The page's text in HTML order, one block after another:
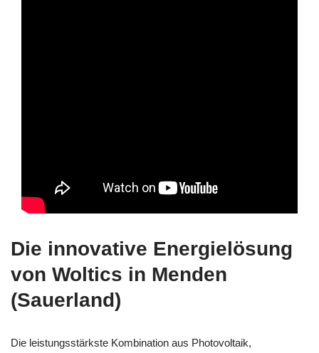
Die innovative Energielösung
von Woltics in Menden
(Sauerland)
Die leistungsstärkste Kombination aus Photovoltaik,